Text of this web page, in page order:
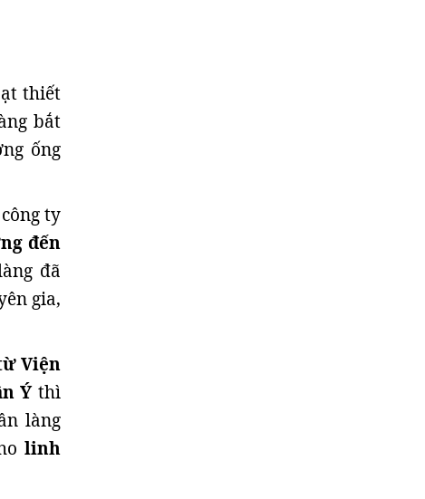
thiết
bắt
ống
ty
đến
đã
gia,
Viện
Ýthì
làng
linh